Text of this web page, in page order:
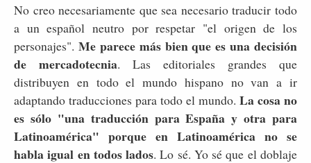
No creo necesariamente que sea necesario traducir todo
a un español neutro por respetar "el origen de los
personajes". Me parece más bien que es una decisión
de mercadotecnia. Las editoriales grandes que
distribuyen en todo el mundo hispano no van a ir
adaptando traducciones para todo el mundo. La cosa no
es sólo "una traducción para España y otra para
Latinoamérica" porque en Latinoamérica no se
habla igual en todos lados. Lo sé. Yo sé que el doblaje